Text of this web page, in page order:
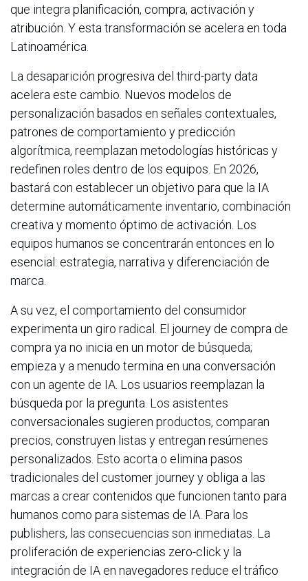
que integra planificación, compra, activación y
atribución. Y esta transformación se acelera en toda
Latinoamérica.
La desaparición progresiva del third-party data
acelera este cambio. Nuevos modelos de
personalización basados en señales contextuales,
patrones de comportamiento y predicción
algorítmica, reemplazan metodologías históricas y
redefinen roles dentro de los equipos. En 2026,
bastará con establecer un objetivo para que la IA
determine automáticamente inventario, combinación
creativa y momento óptimo de activación. Los
equipos humanos se concentrarán entonces en lo
esencial: estrategia, narrativa y diferenciación de
marca.
A su vez, el comportamiento del consumidor
experimenta un giro radical. El journey de compra de
compra ya no inicia en un motor de búsqueda;
empieza y a menudo termina en una conversación
con un agente de IA. Los usuarios reemplazan la
búsqueda por la pregunta. Los asistentes
conversacionales sugieren productos, comparan
precios, construyen listas y entregan resúmenes
personalizados. Esto acorta o elimina pasos
tradicionales del customer journey y obliga a las
marcas a crear contenidos que funcionen tanto para
humanos como para sistemas de IA. Para los
publishers, las consecuencias son inmediatas. La
proliferación de experiencias zero-click y la
integración de IA en navegadores reduce el tráfico